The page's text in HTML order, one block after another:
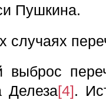
Пушкина.
случаях
выброс
Делеза[4].